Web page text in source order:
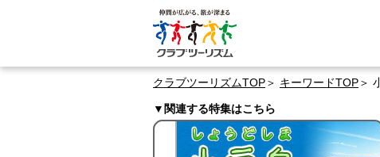
クラブツーリズムTOP キーワードTOP
▼関連する特集はこちら